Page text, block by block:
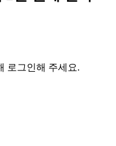
로그인해 주세요.